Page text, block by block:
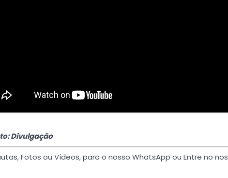
Divulgação
Fotos ou Vídeos, para o nosso WhatsApp ou Entre no